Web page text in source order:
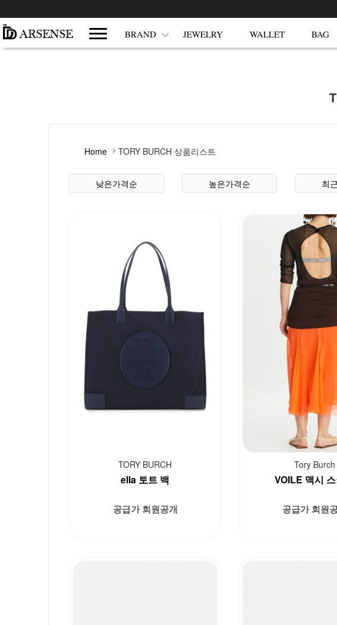
쇼핑몰 카테고리 BRAND JEWELRY WALLET BAG
Home TORY BURCH 상품리스트
상품 정렬낮은가격순 높은가격순 최
TORY BURCH
ella 토트 백
공급가 회원공개
Tory Burch
VOILE 맥시
공급가 회원